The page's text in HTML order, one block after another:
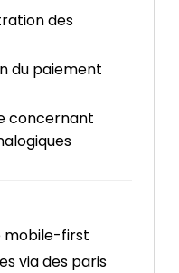
des
du paiement
concernant
mobile-first
via des paris